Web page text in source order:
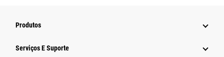
Produtos
Serviços E Suporte